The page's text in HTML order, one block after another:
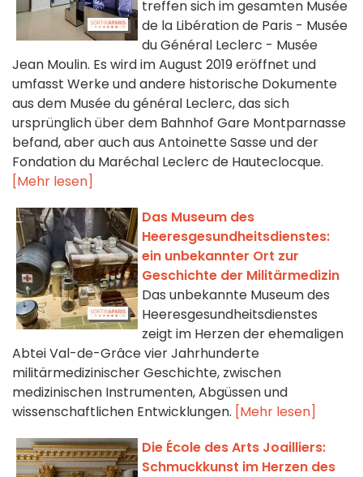
treffen sich im gesamten Musée
de la Libération de Paris - Musée
du Général Leclerc - Musée
Jean Moulin. Es wird im August 2019 eröffnet und
umfasst Werke und andere historische Dokumente
aus dem Musée du général Leclerc, das sich
ursprünglich über dem Bahnhof Gare Montparnasse
befand, aber auch aus Antoinette Sasse und der
Fondation du Maréchal Leclerc de Hauteclocque.
[Mehr lesen]
Das Museum des
Heeresgesundheitsdienstes:
ein unbekannter Ort zur
Geschichte der Militärmedizin
Das unbekannte Museum des
Heeresgesundheitsdienstes
zeigt im Herzen der ehemaligen
Abtei Val-de-Grâce vier Jahrhunderte
militärmedizinischer Geschichte, zwischen
medizinischen Instrumenten, Abgüssen und
wissenschaftlichen Entwicklungen. [Mehr lesen]
Die École des Arts Joailliers:
Schmuckkunst im Herzen des